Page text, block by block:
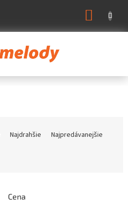
Najdrahšie
Najpredávanejšie
Cena